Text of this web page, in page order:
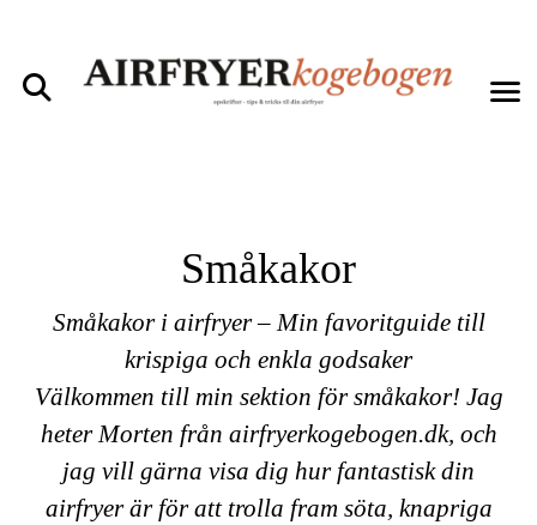
Småkakor
Småkakor i airfryer – Min favoritguide till
krispiga och enkla godsaker
Välkommen till min sektion för småkakor! Jag
heter Morten från airfryerkogebogen.dk, och
jag vill gärna visa dig hur fantastisk din
airfryer är för att trolla fram söta, knapriga